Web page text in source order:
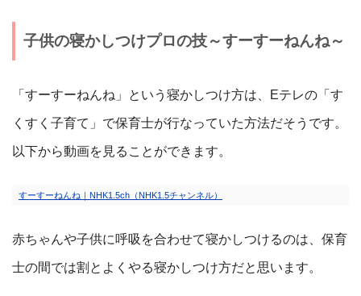
子供の寝かしつけプロの技～すーすーねんね～
「すーすーねんね」という寝かしつけ方は、Eテレの「す
くすく子育て」で保育士が行なっていた方法だそうです。
以下から動画を見ることができます。
すーすーねんね｜NHK1.5ch（NHK1.5チャンネル）
赤ちゃんや子供に呼吸を合わせて寝かしつけるのは、保育
士の間では割とよくやる寝かしつけ方だと思います。